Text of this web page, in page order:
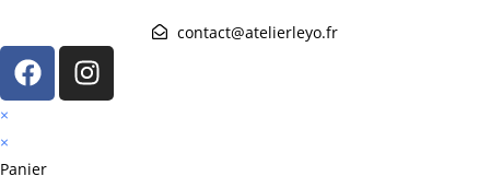
contact@atelierleyo.fr
×
×
Panier